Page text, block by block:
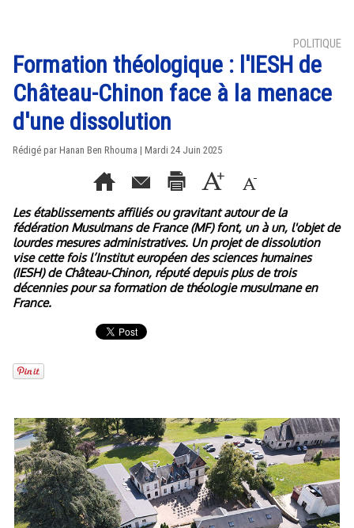
POLITIQUE
Formation théologique : l'IESH de
Château-Chinon face à la menace
d'une dissolution
Rédigé par Hanan Ben Rhouma | Mardi 24 Juin 2025
Les établissements affiliés ou gravitant autour de la
fédération Musulmans de France (MF) font, un à un, l'objet de
lourdes mesures administratives. Un projet de dissolution
vise cette fois l’Institut européen des sciences humaines
(IESH) de Château-Chinon, réputé depuis plus de trois
décennies pour sa formation de théologie musulmane en
France.